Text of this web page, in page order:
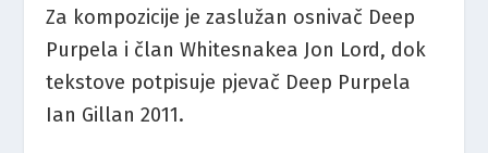
Za kompozicije je zaslužan osnivač Deep
Purpela i član Whitesnakea Jon Lord, dok
tekstove potpisuje pjevač Deep Purpela
Ian Gillan 2011.